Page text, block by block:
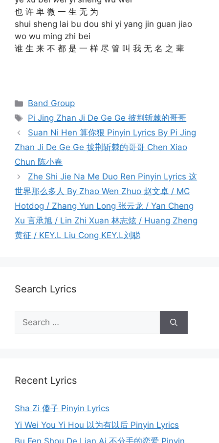
也 许 卑 微 一 生 无 为
shui sheng lai bu dou shi yi yang jin guan jiao
wo wu ming zhi bei
谁 生 来 不 都 是 一 样 尽 管 叫 我 无 名 之 辈
Categories
Band Group
Tags
Pi Jing Zhan Ji De Ge Ge 披荆斩棘的哥哥
Post
navigation
Suan Ni Hen 算你狠 Pinyin Lyrics By Pi Jing
Zhan Ji De Ge Ge 披荆斩棘的哥哥 Chen Xiao
Chun 陈小春
Zhe Shi Jie Na Me Duo Ren Pinyin Lyrics 这
世界那么多人 By Zhao Wen Zhuo 赵文卓 / MC
Hotdog / Zhang Yun Long 张云龙 / Yan Cheng
Xu 言承旭 / Lin Zhi Xuan 林志炫 / Huang Zheng
黄征 / KEY.L Liu Cong KEY.L刘聪
Search Lyrics
Search
for:
Recent Lyrics
Sha Zi 傻子 Pinyin Lyrics
Yi Wei You Yi Hou 以为有以后 Pinyin Lyrics